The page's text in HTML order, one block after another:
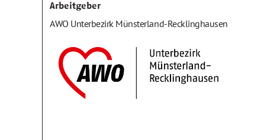
Arbeitgeber
AWO Unterbezirk Münsterland-Recklinghausen